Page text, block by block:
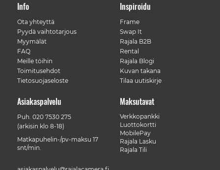
Info
Ota yhteyttä
Pyydä vaihtotarjous
Myymälät
FAQ
Meille töihin
Toimitusehdot
Tietosuojaseloste
Inspiroidu
Frame
Swap It
Rajala B2B
Rental
Rajala Blogi
Kuvan takana
Tilaa uutiskirje
Maksutavat
Verkkopankki
Luottokortti
MobilePay
Rajala Lasku
Rajala Tili
Asiakaspalvelu
Puh. 020 7530 275
(arkisin klo 8-18)
Matkapuhelin-/pv-maksu 17
snt/min.